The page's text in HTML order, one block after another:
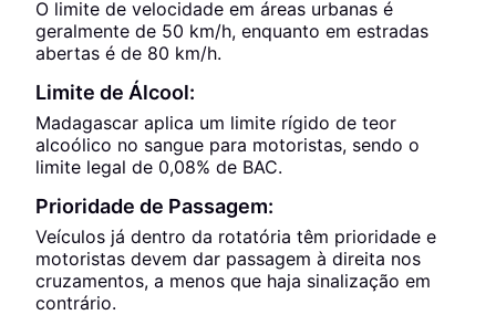
O limite de velocidade em áreas urbanas é
geralmente de 50 km/h, enquanto em estradas
abertas é de 80 km/h.
Limite de Álcool:
Madagascar aplica um limite rígido de teor
alcoólico no sangue para motoristas, sendo o
limite legal de 0,08% de BAC.
Prioridade de Passagem:
Veículos já dentro da rotatória têm prioridade e
motoristas devem dar passagem à direita nos
cruzamentos, a menos que haja sinalização em
contrário.